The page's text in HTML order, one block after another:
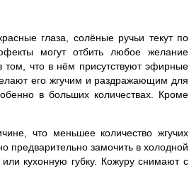
глаза, солёные ручьи текут по
могут отбить любое желание
том, что в нём присутствуют эфирные
его жгучим и раздражающим для
в больших количествах. Кроме
что меньшее количество жгучих
предварительно замочить в холодной
кухонную губку. Кожуру снимают с